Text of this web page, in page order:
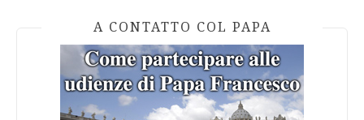
A CONTATTO COL PAPA